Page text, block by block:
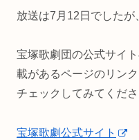
放送は7月12日でしたが
宝塚歌劇団の公式サイ
載があるページのリン
チェックしてみてくださ
宝塚歌劇公式サイト